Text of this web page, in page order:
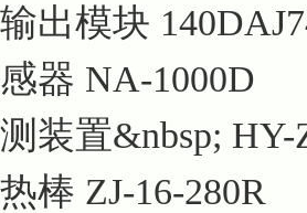
出模块
器 NA-1000D
装置&nbsp; HY-
棒 ZJ-16-280R